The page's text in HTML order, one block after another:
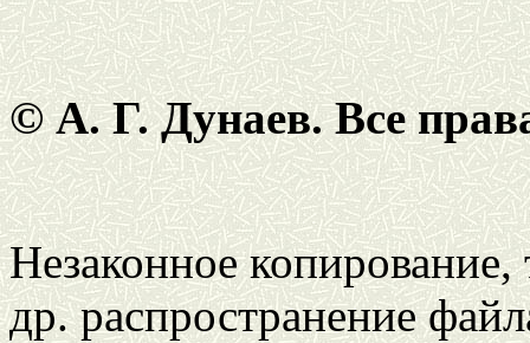
© А. Г. Дунаев. Все
Незаконное
др. распространение